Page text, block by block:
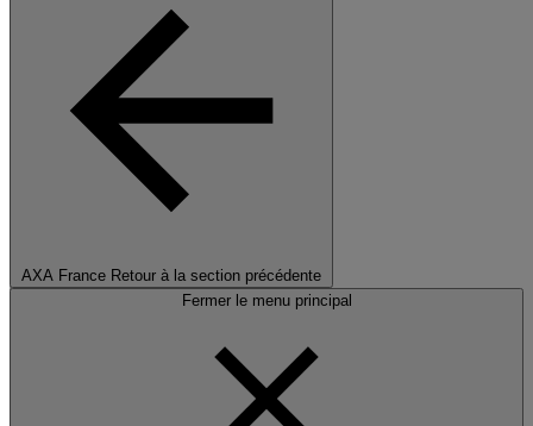
AXA France Retour à la section précédente
Fermer le menu principal